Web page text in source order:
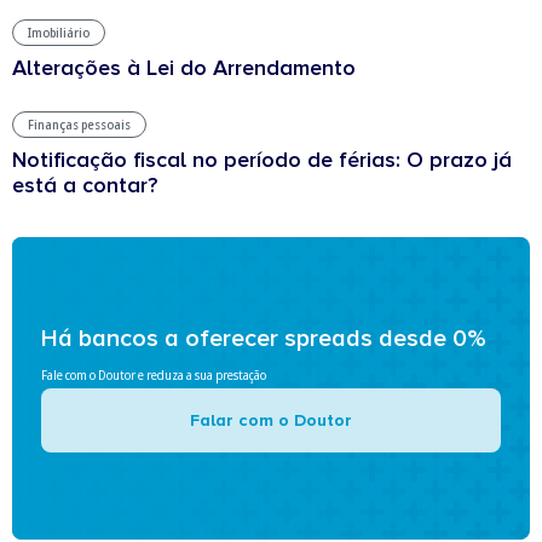
Imobiliário
Alterações à Lei do Arrendamento
Finanças pessoais
Notificação fiscal no período de férias: O prazo já
está a contar?
Há bancos a oferecer spreads desde 0%
Fale com o Doutor e reduza a sua prestação
Falar com o Doutor